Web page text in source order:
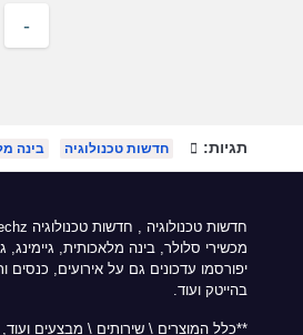
תגיות: חדשות טכנולוגיה בינה
חדשות טכנולוגיה , חדשות טכנולוגיה Techz
מכשירי סלולר, בינה מלאכותית,
יפורסמו עדכונים גם על אירועים, כנסים
בהייטק ועוד.
**כלל המוצרים \ שירותים \ מבצעים